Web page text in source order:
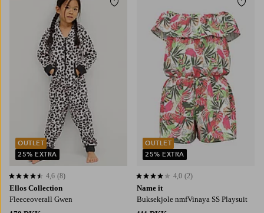
Ellos Collection
Fleeceoverall Gwen
4,6 baseret på 8 bedømmelser
4,6 (8)
OUTLET
25% EXTRA
Tilføj til favoritter
110/116122/128
Name it
Buksekjole nmfVinaya SS Playsuit
4,0 baseret på 2 bedømmelser
4,0 (2)
OUTLET
25% EXTRA
98104110